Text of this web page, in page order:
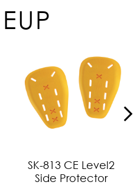
SK-813 CE Level2
Side Protector